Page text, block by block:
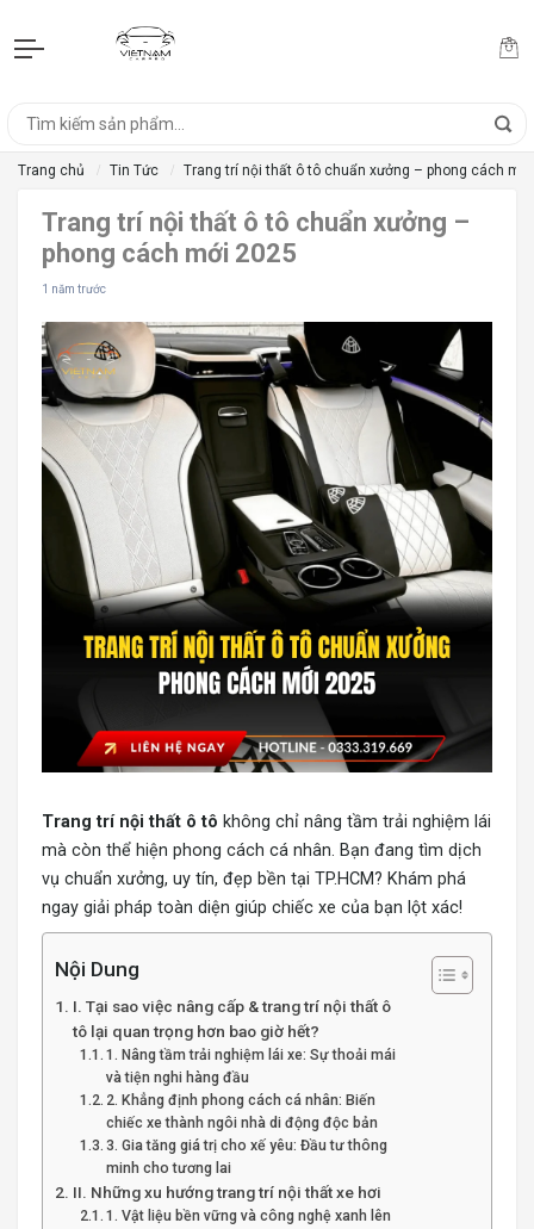
Trang chủ Tin Tức Trang trí nội thất ô tô chuẩn xưởng – phong cách
Trang trí nội thất ô tô chuẩn xưởng –
phong cách mới 2025
1 năm trước
Trang trí nội thất ô tô không chỉ nâng tầm trải nghiệm lái
mà còn thể hiện phong cách cá nhân. Bạn đang tìm dịch
vụ chuẩn xưởng, uy tín, đẹp bền tại TP.HCM? Khám phá
ngay giải pháp toàn diện giúp chiếc xe của bạn lột xác!
Nội Dung
I. Tại sao việc nâng cấp & trang trí nội thất ô
tô lại quan trọng hơn bao giờ hết?
1. Nâng tầm trải nghiệm lái xe: Sự thoải mái
và tiện nghi hàng đầu
2. Khẳng định phong cách cá nhân: Biến
chiếc xe thành ngôi nhà di động độc bản
3. Gia tăng giá trị cho xế yêu: Đầu tư thông
minh cho tương lai
II. Những xu hướng trang trí nội thất xe hơi
1. Vật liệu bền vững và công nghệ xanh lên